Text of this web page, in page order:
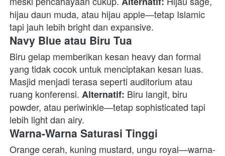
hijau daun muda, atau hijau apple—tetap Islamic
tapi jauh lebih bright dan expansive.
Navy Blue atau Biru Tua
Biru gelap memberikan kesan heavy dan formal
yang tidak cocok untuk menciptakan kesan luas.
Masjid menjadi terasa seperti auditorium atau
ruang konferensi. Alternatif: Biru langit, biru
powder, atau periwinkle—tetap sophisticated tapi
lebih light dan airy.
Warna-Warna Saturasi Tinggi
Orange cerah, kuning mustard, ungu royal—warna-